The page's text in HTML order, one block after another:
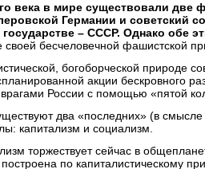
века в мире существовали
Германии и советский
государстве – СССР. Однако обе
своей бесчеловечной фашистской
богоборческой природе
акции бескровного
России с помощью «пятой
два «последних» (в
капитализм и социализм.
торжествует сейчас в
по капиталистическому